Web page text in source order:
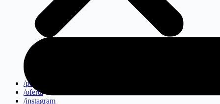
/portfolio
/oferta
/instagram